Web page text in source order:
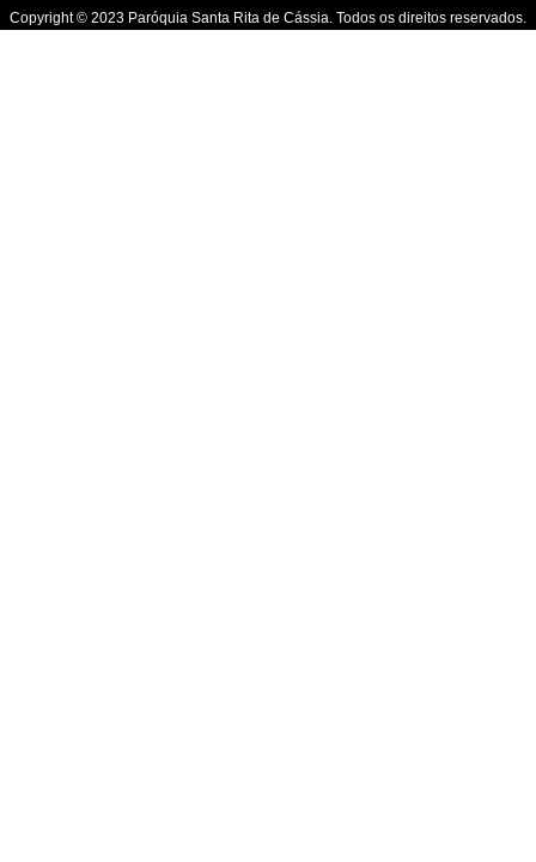
Copyright © 2023 Paróquia Santa Rita de Cássia. Todos os direitos reservados.